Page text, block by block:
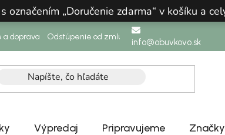
„Doručenie zdarma“ v košíku a
a doprava Odstúpenie od zmluvy info@obuvkovo.sk
Výpredaj Pripravujeme Značky